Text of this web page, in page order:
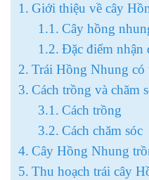
Giới thiệu về cây
Cây hồng
Đặc điểm nhận
Trái Hồng Nhung có
Cách trồng và chăm
Cách trồng
Cách chăm sóc
Cây Hồng Nhung
Thu hoạch trái cây